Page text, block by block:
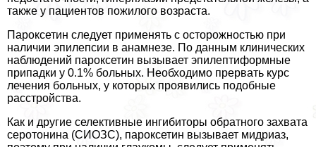
также у пациентов пожилого возраста.
Пароксетин следует применять с осторожностью при
наличии эпилепсии в анамнезе. По данным клинических
наблюдений пароксетин вызывает эпилептиформные
припадки у 0.1% больных. Необходимо прервать курс
лечения больных, у которых проявились подобные
расстройства.
Как и другие селективные ингибиторы обратного захвата
серотонина (СИОЗС), пароксетин вызывает мидриаз,